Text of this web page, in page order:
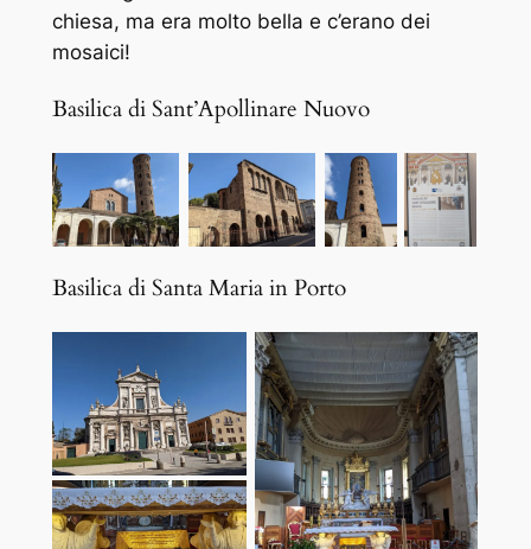
chiesa, ma era molto bella e c’erano dei
mosaici!
Basilica di Sant’Apollinare Nuovo
Basilica di Santa Maria in Porto